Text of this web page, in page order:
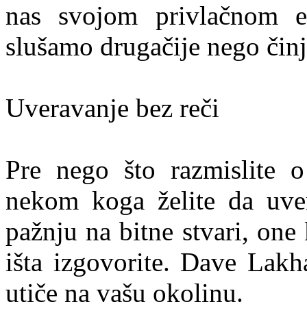
nas svojom privlačnom
slušamo drugačije nego
Uveravanje bez reči
Pre nego što razmislite
nekom koga želite da
pažnju na bitne stvari,
išta izgovorite. Dave
utiče na vašu okolinu.